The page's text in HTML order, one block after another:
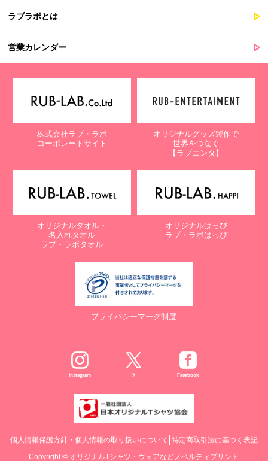
ラブラボとは
営業カレンダー
株式会社ラブ・ラボ
コーポレートサイト
オリジナルグッズ製作で
世界をつなぐ
【ラブエンタ】
オリジナルタオル・
名入れタオル
ラブ・ラボタオル
オリジナルはっぴ
ラブ・ラボはっぴ
プライバシーマーク制度
Instagram X Facebook
個人情報保護方針・個人情報の取り扱いについて 特定商取引法に基づく表記
Copyright © オリジナルTシャツ・ウェアなどノベルティプリント